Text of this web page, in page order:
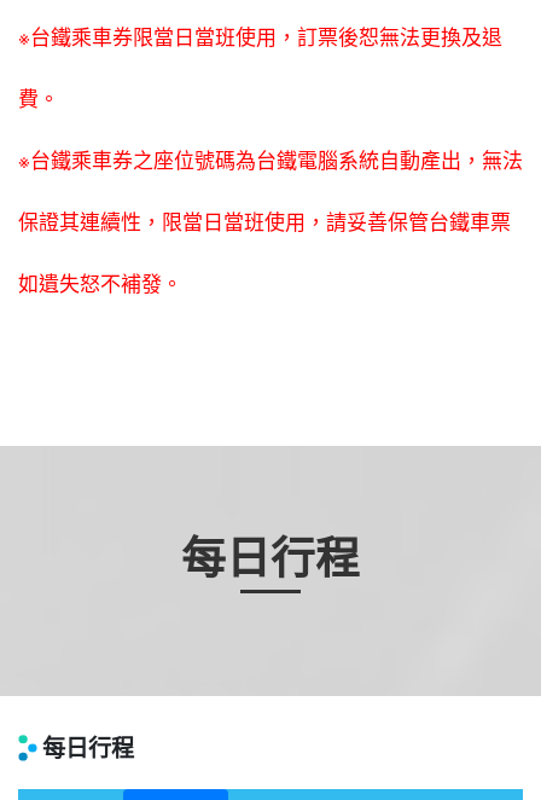
※台鐵乘車券限當日當班使用，訂票後恕無法更換及退
費。
※台鐵乘車券之座位號碼為台鐵電腦系統自動產出，無法
保證其連續性，限當日當班使用，請妥善保管台鐵車票
如遺失怒不補發。
每日行程
每日行程